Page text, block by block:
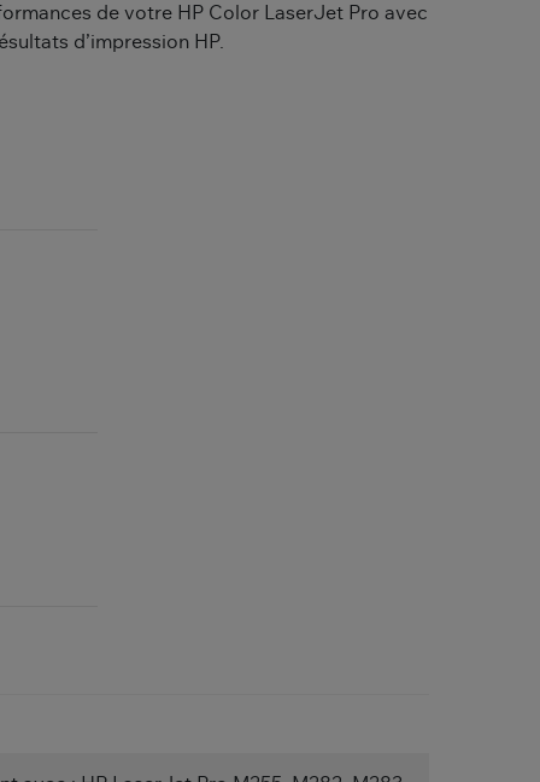
de votre HP Color LaserJet Pro avec
d’impression HP.